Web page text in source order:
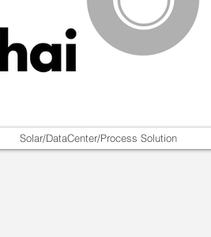
Solar/DataCenter/Process Solution